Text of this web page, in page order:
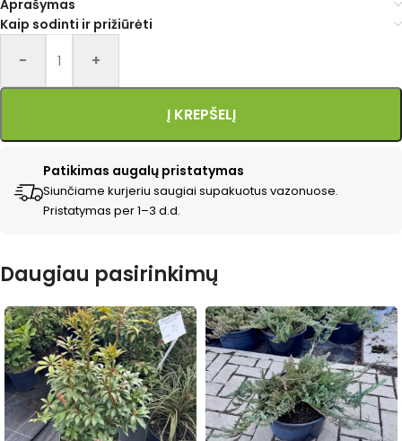
Aprašymas
Kaip sodinti ir prižiūrėti
- +
Į KREPŠELĮ
Patikimas augalų pristatymas
Siunčiame kurjeriu saugiai supakuotus vazonuose.
Pristatymas per 1–3 d.d.
Daugiau pasirinkimų